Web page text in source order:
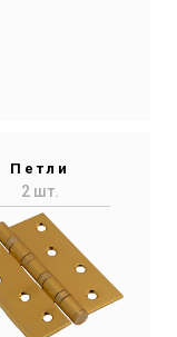
Петли
2 шт.